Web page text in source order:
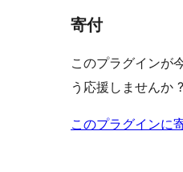
寄付
このプラグインが
う応援しませんか ?
このプラグインに